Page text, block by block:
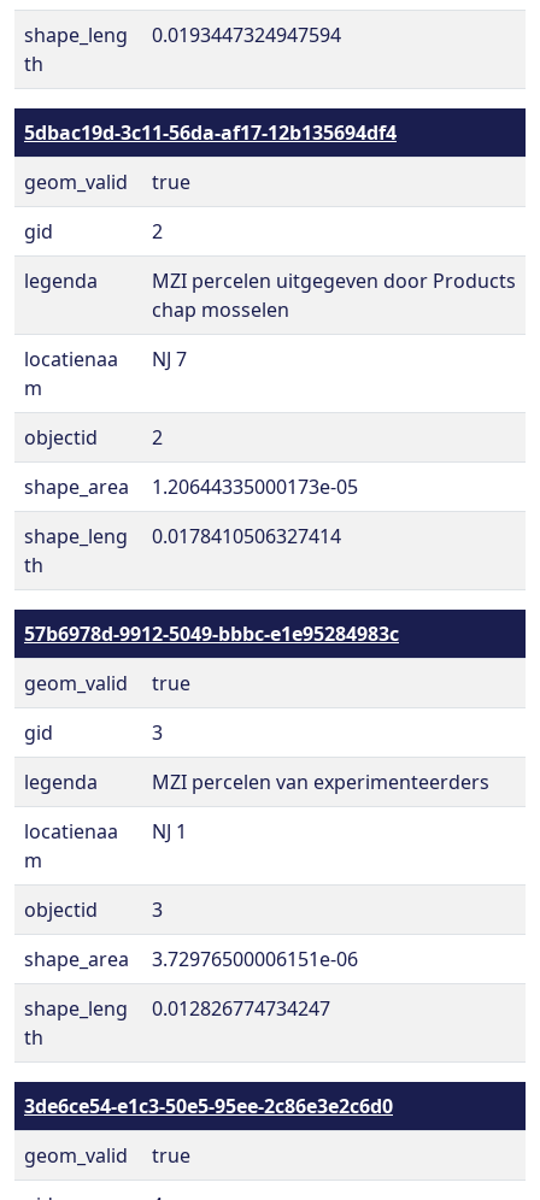
shape_leng
th
0.0193447324947594
5dbac19d-3c11-56da-af17-12b135694df4
geom_valid
true
gid
2
legenda
MZI percelen uitgegeven door Products
chap mosselen
locatienaa
m
NJ 7
objectid
2
shape_area
1.20644335000173e-05
shape_leng
th
0.0178410506327414
57b6978d-9912-5049-bbbc-e1e95284983c
geom_valid
true
gid
3
legenda
MZI percelen van experimenteerders
locatienaa
m
NJ 1
objectid
3
shape_area
3.72976500006151e-06
shape_leng
th
0.012826774734247
3de6ce54-e1c3-50e5-95ee-2c86e3e2c6d0
geom_valid
true